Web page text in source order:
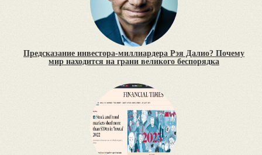
Предсказание инвестора-миллиардера Рэя Далио? Почему
мир находится на грани великого беспорядка